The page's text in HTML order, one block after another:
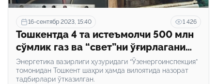
16-сентябр 2023, 15:40 1 426
Тошкентда 4 та истеъмолчи 500 млн
сўмлик газ ва “свет”ни ўғирлагани
аниқланди
Энергетика вазирлиги ҳузуридаги “Ўзенергоинспекция”
томонидан Тошкент шаҳри ҳамда вилоятида назорат
тадбирлари ўтказилган.